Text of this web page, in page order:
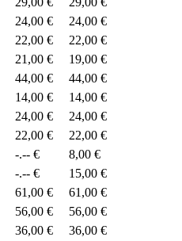
24,00 €
24,00 €
22,00 €
22,00 €
21,00 €
19,00 €
44,00 €
44,00 €
14,00 €
14,00 €
24,00 €
24,00 €
22,00 €
22,00 €
-.-- €
8,00 €
-.-- €
15,00 €
61,00 €
61,00 €
56,00 €
56,00 €
36,00 €
36,00 €